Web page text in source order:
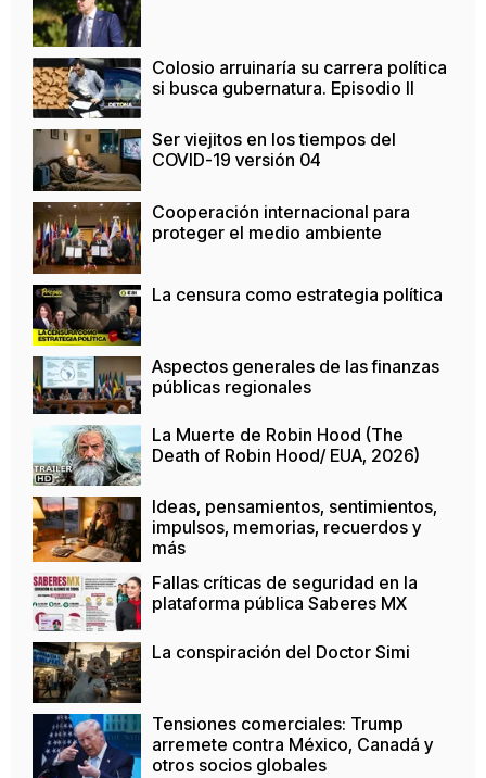
Colosio arruinaría su carrera política
si busca gubernatura. Episodio II
Ser viejitos en los tiempos del
COVID-19 versión 04
Cooperación internacional para
proteger el medio ambiente
La censura como estrategia política
Aspectos generales de las finanzas
públicas regionales
La Muerte de Robin Hood (The
Death of Robin Hood/ EUA, 2026)
Ideas, pensamientos, sentimientos,
impulsos, memorias, recuerdos y
más
Fallas críticas de seguridad en la
plataforma pública Saberes MX
La conspiración del Doctor Simi
Tensiones comerciales: Trump
arremete contra México, Canadá y
otros socios globales